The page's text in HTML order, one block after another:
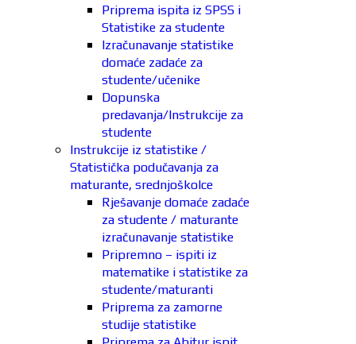
Priprema ispita iz SPSS i
Statistike za studente
Izračunavanje statistike
domaće zadaće za
studente/učenike
Dopunska
predavanja/Instrukcije za
studente
Instrukcije iz statistike /
Statistička podučavanja za
maturante, srednjoškolce
Rješavanje domaće zadaće
za studente / maturante
izračunavanje statistike
Pripremno – ispiti iz
matematike i statistike za
studente/maturanti
Priprema za zamorne
studije statistike